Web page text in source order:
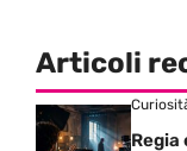
Articoli
Regia